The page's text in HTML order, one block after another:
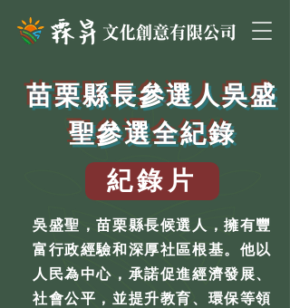
苗栗縣長參選人吳盛
聖參選全紀錄
紀錄片
吳盛聖，苗栗縣長候選人，擁有豐
富行政經驗和深厚社區根基。他以
人民為中心，承諾促進經濟發展、
社會公平，並提升教育、環保等領